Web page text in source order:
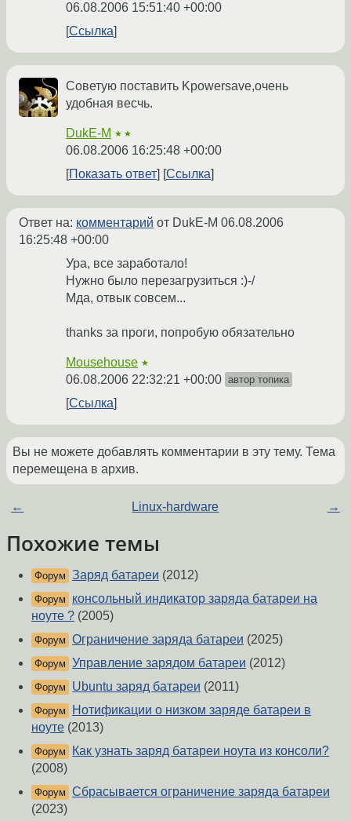
06.08.2006 15:51:40 +00:00
Ссылка
Советую поставить Kpowersave,очень
удобная весчь.
DukE-M ★★
06.08.2006 16:25:48 +00:00
Показать ответ
Ссылка
Ответ на: комментарий от DukE-M 06.08.2006
16:25:48 +00:00
Ура, все заработало!
Нужно было перезагрузиться :)-/
Мда, отвык совсем...
thanks за проги, попробую обязательно
Mousehouse ★
06.08.2006 22:32:21 +00:00 автор топика
Ссылка
Вы не можете добавлять комментарии в эту тему. Тема
перемещена в архив.
← Linux-hardware →
Похожие темы
Форум Заряд батареи (2012)
Форум
консольный индикатор заряда батареи на
ноуте ? (2005)
Форум Ограничение заряда батареи (2025)
Форум Управление зарядом батареи (2012)
Форум Ubuntu заряд батареи (2011)
Форум
Нотификации о низком заряде батареи в
ноуте (2013)
Форум
Как узнать заряд батареи ноута из консоли?
(2008)
Форум Сбрасывается ограничение заряда батареи
(2023)